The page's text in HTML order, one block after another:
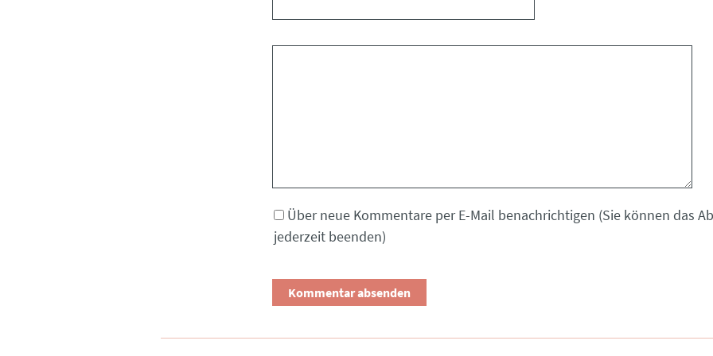
Über neue Kommentare per E-Mail benachrichtigen (Sie können das
jederzeit beenden)